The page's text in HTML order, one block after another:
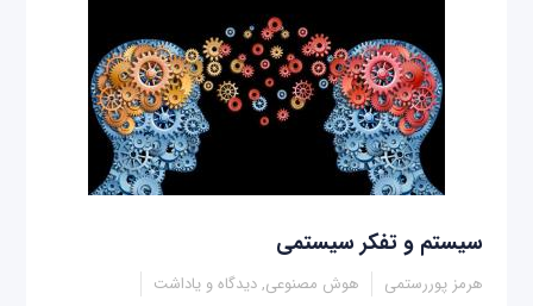
سیستم و تفکر سیستمی
هرمز پوررستمی هوش مصنوعی, دیدگاه و یاداشت